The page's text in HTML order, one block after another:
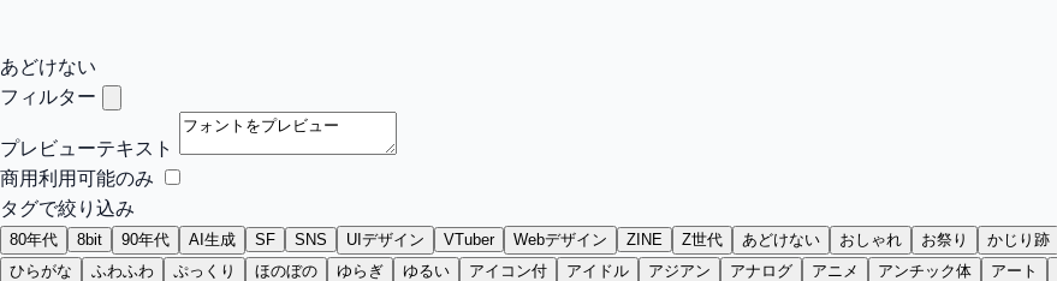
あどけない
フィルター
プレビューテキスト
商用利用可能のみ
タグで絞り込み
80年代 8bit 90年代 AI生成 SF SNS UIデザイン VTuber Webデザイン ZINE Z世代 あどけない おしゃれ お祭り かじり跡
ひらがな
ふわふわ ぷっくり ほのぼの ゆらぎ ゆるい アイコン付 アイドル アジアン アナログ アニメ アンチック体 アート